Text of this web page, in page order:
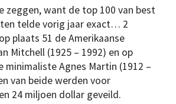
zeggen, want de top 100 van best
telde vorig jaar exact… 2
plaats 51 de Amerikaanse
Mitchell (1925 – 1992) en op
minimaliste Agnes Martin (1912 –
van beide werden voor
24 miljoen dollar geveild.